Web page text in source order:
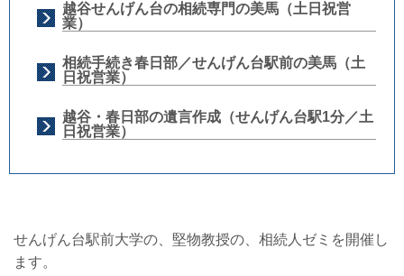
越谷せんげん台の相続専門の美馬（土日祝営
業）
相続手続き春日部／せんげん台駅前の美馬（土
日祝営業）
越谷・春日部の遺言作成（せんげん台駅1分／土
日祝営業）
せんげん台駅前大学の、堅物教授の、相続人ゼミを開催し
ます。